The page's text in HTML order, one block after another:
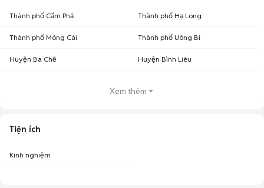
Thành phố Cẩm Phả Thành phố Hạ Long
Thành phố Móng Cái Thành phố Uông Bí
Huyện Ba Chẽ Huyện Bình Liêu
Xem thêm
Tiện ích
Kinh nghiệm